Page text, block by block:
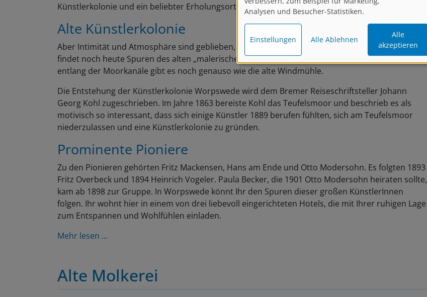
Künstlerkolonie und ein beliebter Erholungsort geworden.
Alte Künstlerkolonie
Aber Intimität und Atmosphäre sind geblieben, und wer aufmerksam sucht und beobachtet,
findet noch heute Spuren des alten „malerischen“ Worpswede: reetgedeckte Bauernhäuser
entlang der Moorkanäle gibt es noch genauso wie die alte Windmühle.
Die Entstehung der Künstlerkolonie Worpswede wird dem Bremer Reiseschriftsteller Johann
Georg Kohl zugeschrieben. Im Jahre 1863 bereiste Kohl das Teufelsmoor und beschrieb es als
motivisch so interessant, dass sich einige Künstler 1889 berufen fühlten, sich am Teufelsmoor
niederzulassen und eine Künstlerkolonie zu gründen.
Prominente Pioniere
Zu den Pionieren gehörten Fritz Mackensen, Hans am Ende und Otto Modersohn. Es folgten 1893
Fritz Overbeck und 1894 Heinrich Vogeler. Paula Becker, die 1901 Otto Modersohn heiraten sollte,
kam ab 1898 zur Gruppe. In Worpswede könnt Ihr den Spuren dieser großen KünstlerInnen
folgen. Ihr wohnt hier in einem von drei liebevoll eingerichteten Hotels, die mit Ihrer ruhigen Lage
zum Entspannen und Wohlfühlen einladen.
Mehr lesen ...
Alte Molkerei
Analysen und Besucher-Statistiken.
Einstellungen Alle Ablehnen
Alle
akzeptieren